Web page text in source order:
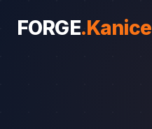
FORGE.Kanice|